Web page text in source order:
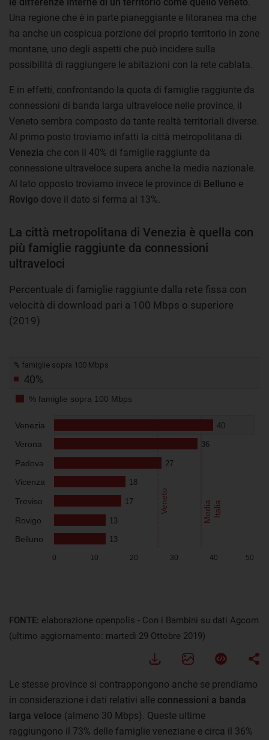
Una regione che è in parte pianeggiante e litoranea ma che
ha anche un cospicua porzione del proprio territorio in zone
montane, uno degli aspetti che può incidere sulla
possibilità di raggiungere le abitazioni con la rete cablata.
E in effetti, confrontando la quota di famiglie raggiunte da
connessioni di banda larga ultraveloce nelle province, il
Veneto sembra composto da tante realtà territoriali diverse.
Al primo posto troviamo infatti la città metropolitana di
Venezia che con il 40% di famiglie raggiunte da
connessione ultraveloce supera anche la media nazionale.
Al lato opposto troviamo invece le province di Belluno e
Rovigo dove il dato si ferma al 13%.
La città metropolitana di Venezia è quella con
più famiglie raggiunte da connessioni
ultraveloci
Percentuale di famiglie raggiunte dalla rete fissa con
velocità di download pari a 100 Mbps o superiore
(2019)
FONTE: elaborazione openpolis - Con i Bambini su dati Agcom
(ultimo aggiornamento: martedì 29 Ottobre 2019)
Le stesse province si contrappongono anche se prendiamo
in considerazione i dati relativi alle connessioni a banda
larga veloce (almeno 30 Mbps). Queste ultime
raggiungono il 73% delle famiglie veneziane e circa il 36%